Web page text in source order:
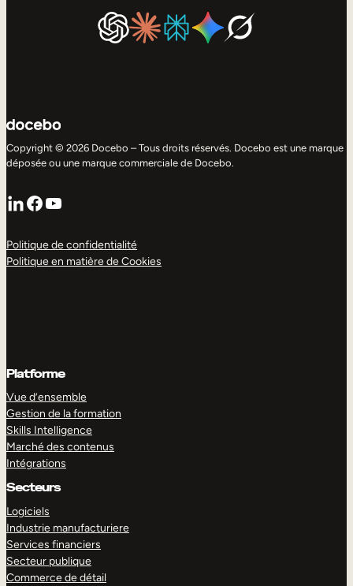
Copyright © 2026 Docebo – Tous droits réservés. Docebo est une marque
déposée ou une marque commerciale de Docebo.
LinkedIn
Facebook
YouTube
Politique de confidentialité
Politique en matière de Cookies
Platforme
Vue d’ensemble
Gestion de la formation
Skills Intelligence
Marché des contenus
Intégrations
Secteurs
Logiciels
Industrie manufacturiere
Services financiers
Secteur publique
Commerce de détail